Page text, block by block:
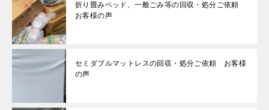
折り畳みベッド、一般ごみ等の回収・処分ご依頼
お客様の声
セミダブルマットレスの回収・処分ご依頼 お客様
の声